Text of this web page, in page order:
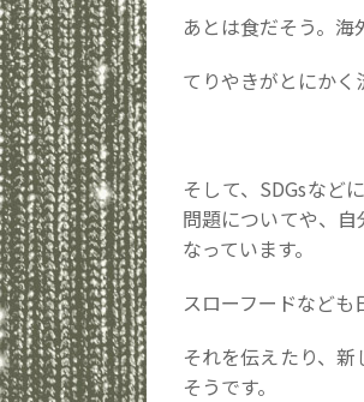
あとは食だそう。
てりやきがとにかく
そして、SDGsなど
問題についてや、
なっています。
スローフードなども
それを伝えたり、
そうです。